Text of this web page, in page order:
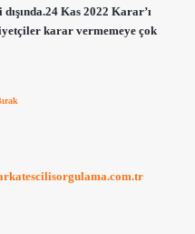
Kas 2022 Karar’ı
karar vermemeye çok